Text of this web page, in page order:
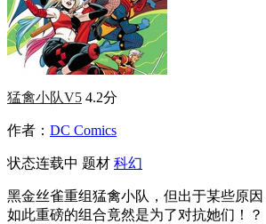
猛禽小队V5 4.2分
作者： DC Comics
状态连载中 题材 科幻
黑金丝雀重组猛禽小队，但出于某些原
如此重磅的组合竟然是为了对抗她们！？